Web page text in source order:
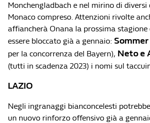
Monchengladbach e nel mirino di diversi
Monaco compreso. Attenzioni rivolte
affiancherà Onana la prossima stagione
essere bloccato già a gennaio: Sommer
per la concorrenza del Bayern), Neto e
(tutti in scadenza 2023) i nomi sul
LAZIO
Negli ingranaggi bianconcelesti
un nuovo rinforzo offensivo già a